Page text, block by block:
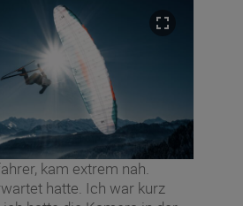
kam extrem nah.
hatte. Ich war kurz